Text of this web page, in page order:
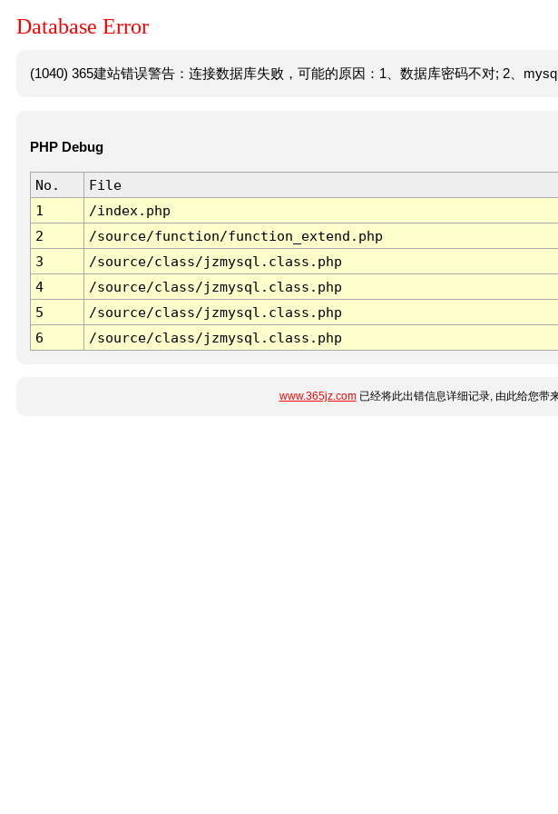
Database Error
(1040) 365建站错误警告：连接数据库失败，可能的原因：1、数据库密码不对; 2、mysql
PHP Debug
No. File
1
/index.php
2
/source/function/function_extend.php
3
/source/class/jzmysql.class.php
4
/source/class/jzmysql.class.php
5
/source/class/jzmysql.class.php
6
/source/class/jzmysql.class.php
www.365jz.com已经将此出错信息详细记录, 由此给您带